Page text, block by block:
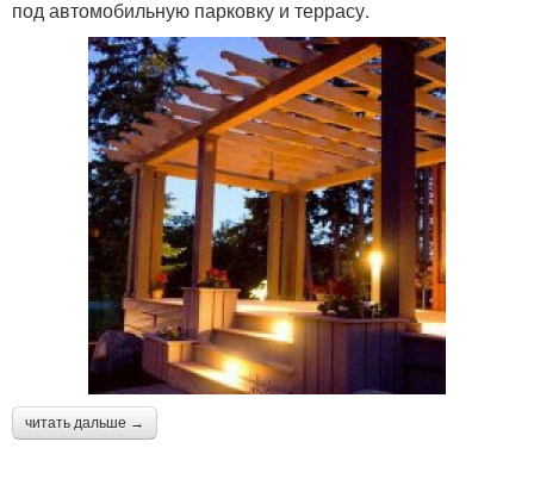
под автомобильную парковку и террасу.
читать дальше →